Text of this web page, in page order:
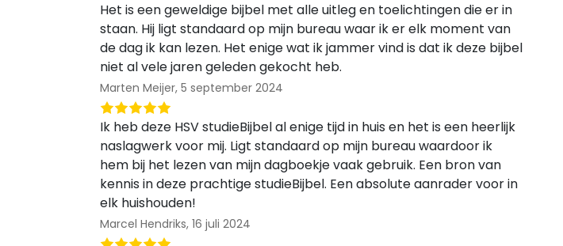
Het is een geweldige bijbel met alle uitleg en toelichtingen die er in
staan. Hij ligt standaard op mijn bureau waar ik er elk moment van
de dag ik kan lezen. Het enige wat ik jammer vind is dat ik deze bijbel
niet al vele jaren geleden gekocht heb.
Marten Meijer, 5 september 2024
Ik heb deze HSV studieBijbel al enige tijd in huis en het is een heerlijk
naslagwerk voor mij. Ligt standaard op mijn bureau waardoor ik
hem bij het lezen van mijn dagboekje vaak gebruik. Een bron van
kennis in deze prachtige studieBijbel. Een absolute aanrader voor in
elk huishouden!
Marcel Hendriks, 16 juli 2024